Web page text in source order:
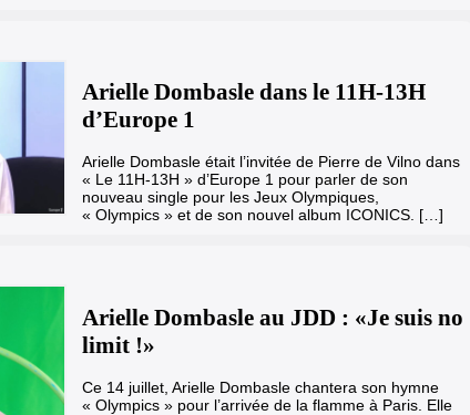
Arielle Dombasle dans le 11H-13H
d’Europe 1
Arielle Dombasle était l’invitée de Pierre de Vilno dans
« Le 11H-13H » d’Europe 1 pour parler de son
nouveau single pour les Jeux Olympiques,
« Olympics » et de son nouvel album ICONICS. […]
Arielle Dombasle au JDD : «Je suis no
limit !»
Ce 14 juillet, Arielle Dombasle chantera son hymne
« Olympics » pour l’arrivée de la flamme à Paris. Elle